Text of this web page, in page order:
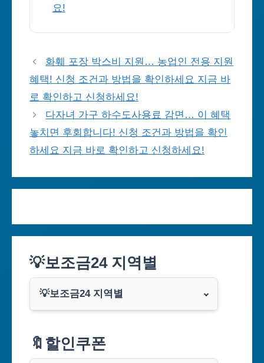
요!
화훼 포장 박스비 지원… 농업인 전용 지원
혜택! 신청 조건과 방법을 확인하세요 지금 바
로 확인하고 신청하세요!
다자녀 가구 하수도사용료 감면… 이 혜택
놓치면 후회합니다! 신청 조건과 방법을 확인
하세요 지금 바로 확인하고 신청하세요!
💡보조금24 지역별
💡보조금24 지역별
부산광역시
🔖할인쿠폰